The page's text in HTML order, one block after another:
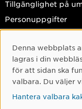
Tillgänglighet på
Personuppgifter
Facebook
Instagram
TikTok
Youtube
Cookie-
Denna webbplats
lagras i din
för att sidan ska
valbara. Du väljer
Hantera valbara